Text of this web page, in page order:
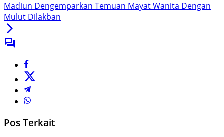
Madiun Dengemparkan Temuan Mayat Wanita Dengan
Mulut Dilakban
Pos Terkait